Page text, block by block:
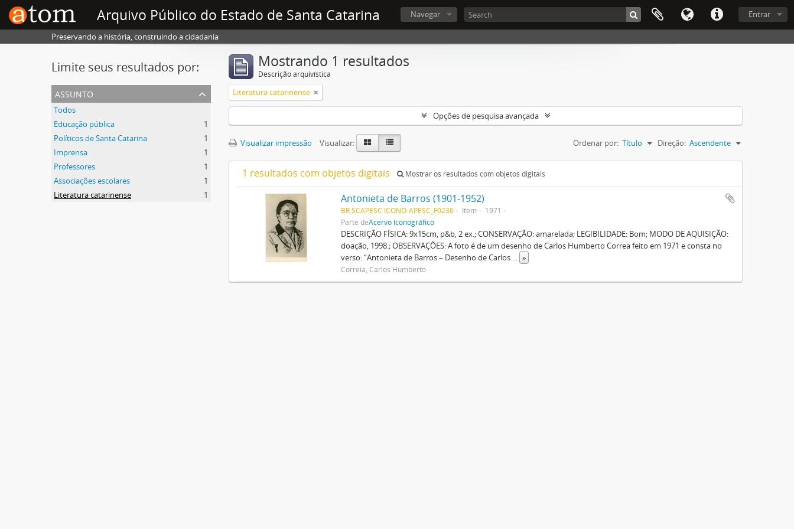
Arquivo Público do Estado de Santa Catarina Entrar
Navegar
Preservando a história, construindo a cidadania
Limite seus resultados por:
assunto
Todos
Educação pública
1
Políticos de Santa Catarina
1
Imprensa
1
Professores
1
Associações escolares
1
Literatura catarinense
1
Mostrando 1 resultados
Descrição arquivística
Literatura catarinense
Opções de pesquisa avançada
Visualizar impressão Visualizar: Ordenar por: Título Direção: Ascendente
1 resultados com objetos digitais Mostrar os resultados com objetos digitais
Antonieta de Barros (1901-1952)
BR SCAPESC ICONO-APESC_F0236 Item
1971
Parte deAcervo Iconográfico
DESCRIÇÃO FÍSICA: 9x15cm, p&b, 2 ex.; CONSERVAÇÃO: amarelada; LEGIBILIDADE: Bom; MODO DE AQUISIÇÃO:
doação, 1998.; OBSERVAÇÕES: A foto é de um desenho de Carlos Humberto Correa feito em 1971 e consta no
verso: “Antonieta de Barros – Desenho de Carlos ... »
Correia, Carlos Humberto